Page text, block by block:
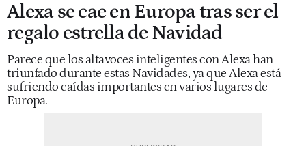
Alexa se cae en Europa tras ser el
regalo estrella de Navidad
Parece que los altavoces inteligentes con Alexa han
triunfado durante estas Navidades, ya que Alexa está
sufriendo caídas importantes en varios lugares de
Europa.